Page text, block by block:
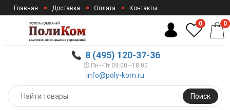
Главная Доставка Оплата Контакты ...
8 (495) 120-37-36
Пн—Пт 09:00—18:00
info@poly-kom.ru
Поиск
0 0